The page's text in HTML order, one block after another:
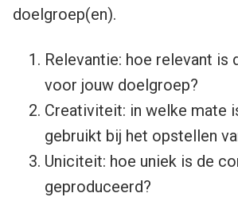
doelgroep(en).
Relevantie: hoe relevant is
voor jouw doelgroep?
Creativiteit: in welke mate
gebruikt bij het opstellen
Uniciteit: hoe uniek is de
geproduceerd?